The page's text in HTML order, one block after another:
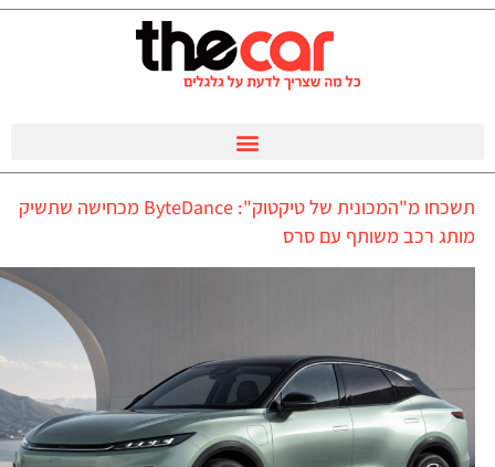
תשכחו מ"המכונית של טיקטוק": ByteDance מכחישה שתשיק
מותג רכב משותף עם סרס